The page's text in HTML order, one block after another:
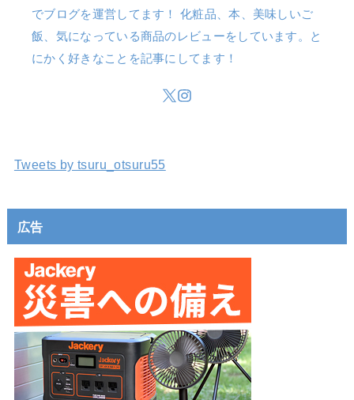
でブログを運営してます！ 化粧品、本、美味しいご
飯、気になっている商品のレビューをしています。と
にかく好きなことを記事にしてます！
Tweets by tsuru_otsuru55
広告